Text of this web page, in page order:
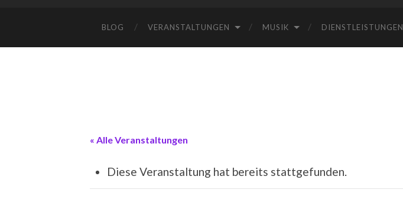
BLOG VERANSTALTUNGEN MUSIK DIENSTLEISTUNGEN
« Alle Veranstaltungen
Diese Veranstaltung hat bereits stattgefunden.